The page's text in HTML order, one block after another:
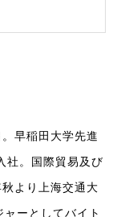
早稲田大学先進
社。国際貿易及び
より上海交通大
ーとしてバイト